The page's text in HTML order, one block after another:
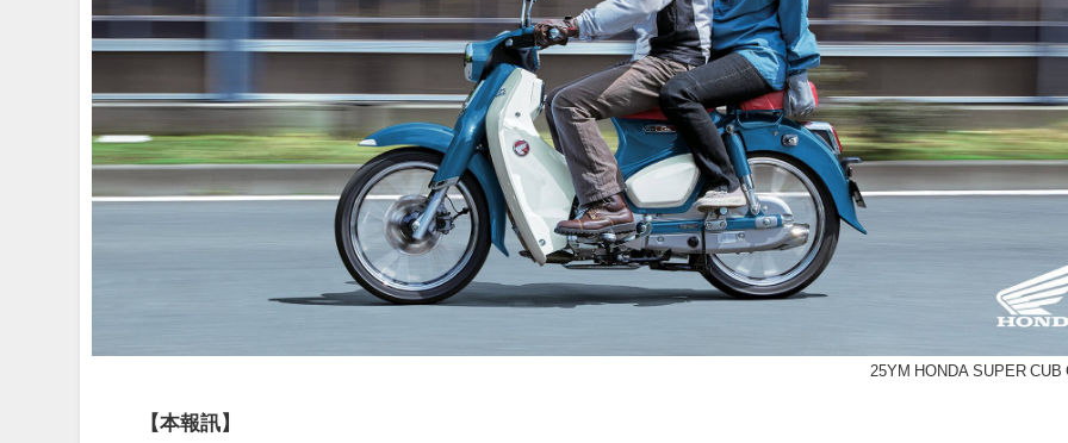
25YM HONDA SUPER CUB
【本報訊】